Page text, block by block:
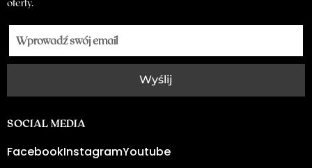
Wyślij
SOCIAL MEDIA
FacebookInstagramYoutube